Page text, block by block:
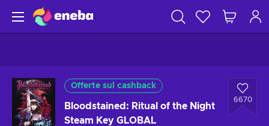
Offerte sul cashback
Bloodstained: Ritual of the Night
Steam Key GLOBAL
6670